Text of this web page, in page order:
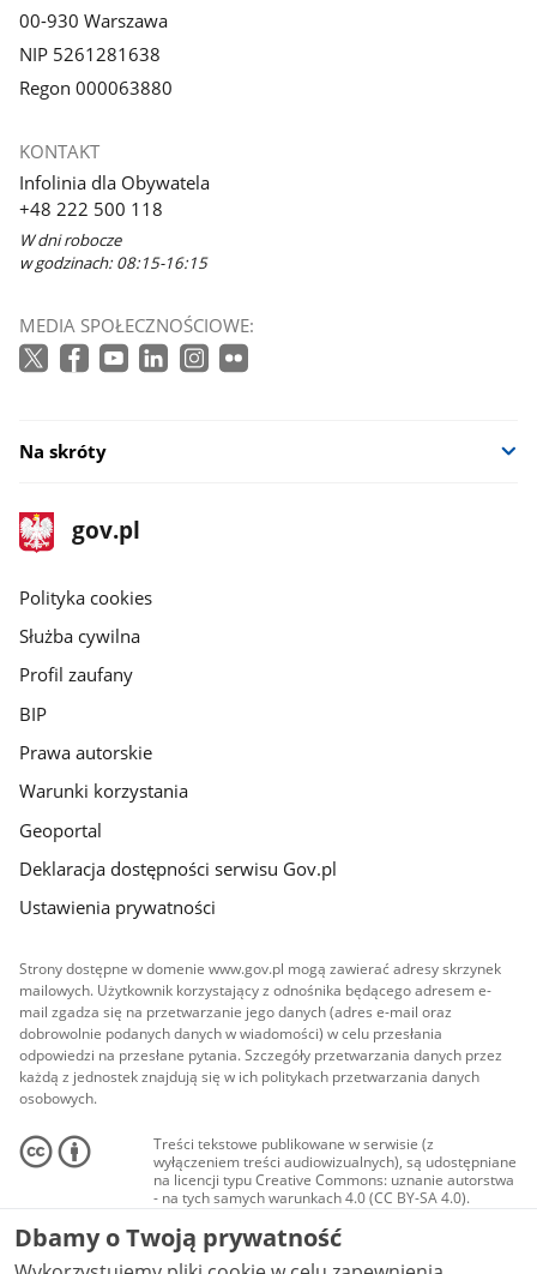
00-930 Warszawa
NIP 5261281638
Regon 000063880
KONTAKT
Infolinia dla Obywatela
+48 222 500 118
W dni robocze
w godzinach: 08:15-16:15
MEDIA SPOŁECZNOŚCIOWE:
Na skróty
stopka
gov.pl
Strona
gov.pl
gov.pl
Polityka cookies
Służba cywilna
Profil zaufany
BIP
Prawa autorskie
Warunki korzystania
Geoportal
Deklaracja dostępności serwisu Gov.pl
Ustawienia prywatności
Strony dostępne w domenie www.gov.pl mogą zawierać adresy skrzynek
mailowych. Użytkownik korzystający z odnośnika będącego adresem e-
mail zgadza się na przetwarzanie jego danych (adres e-mail oraz
dobrowolnie podanych danych w wiadomości) w celu przesłania
odpowiedzi na przesłane pytania. Szczegóły przetwarzania danych przez
każdą z jednostek znajdują się w ich politykach przetwarzania danych
osobowych.
Treści tekstowe publikowane w serwisie (z
wyłączeniem treści audiowizualnych), są udostępniane
na licencji typu Creative Commons: uznanie autorstwa
- na tych samych warunkach 4.0 (CC BY-SA 4.0).
Materiały audiowizualne, w tym zdjęcia, materiały
audio i wideo, są udostępniane na licencji typu
Creative Commons: uznanie autorstwa użycie
Dbamy o Twoją prywatność